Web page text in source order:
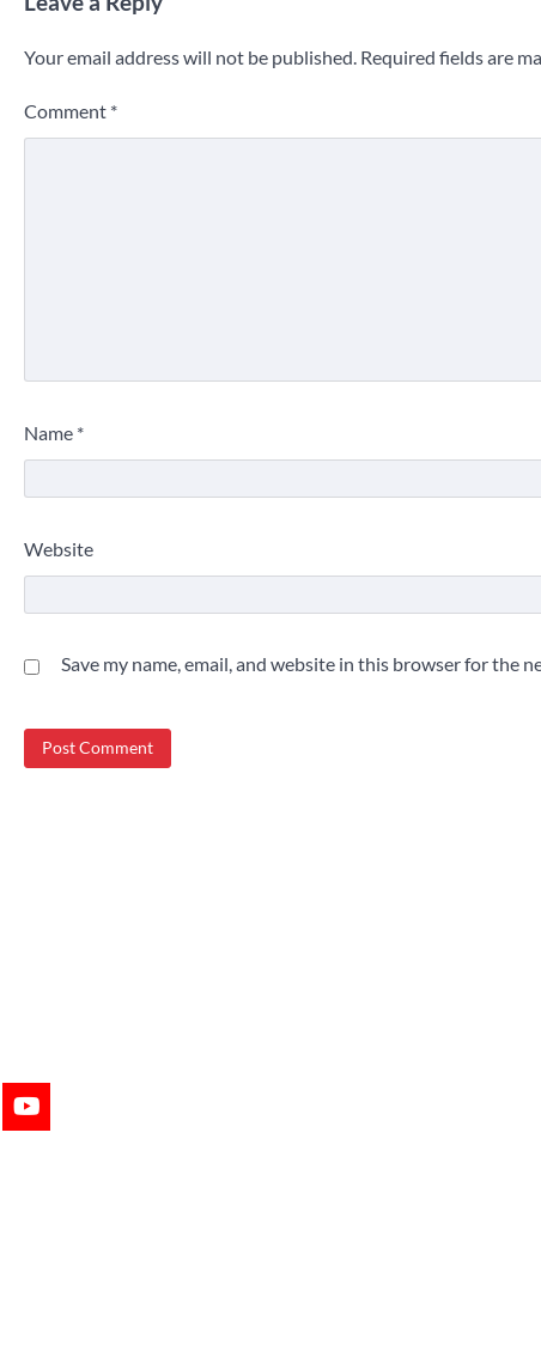
Your email address will not be published. Required fields are
Comment *
Name *
Website
Save my name, email, and website in this browser for the